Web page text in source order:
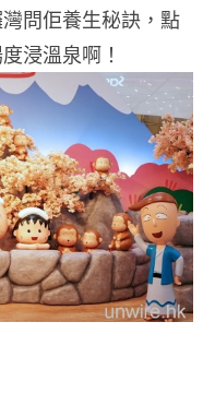
問佢養生秘訣，點
浸溫泉啊！